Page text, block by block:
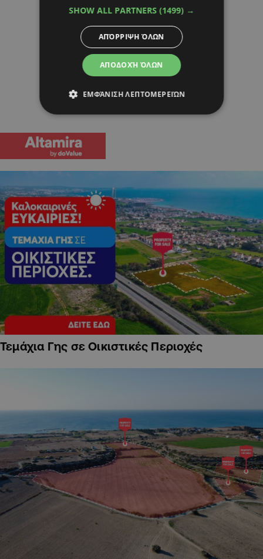
Τεμάχια Γης σε Οικιστικές Περιοχές
SHOW ALL PARTNERS (1499) →
ΑΠΟΔΟΧΉ ΌΛΩΝ
ΑΠΌΡΡΙΨΗ ΌΛΩΝ
ΕΜΦΆΝΙΣΗ ΛΕΠΤΟΜΕΡΕΙΏΝ